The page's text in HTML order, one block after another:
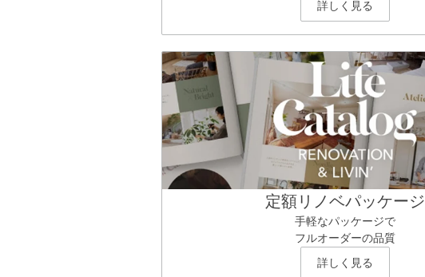
詳しく見る
定額リノベパッケージ
手軽なパッケージで
フルオーダーの品質
詳しく見る